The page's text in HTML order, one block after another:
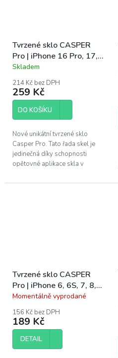
Tvrzené sklo CASPER
Pro | iPhone 16 Pro, 17,
17 Pro
Průměrné
hodnocení
produktu
je
5,0
hvězdiček.
Skladem
214 Kč bez DPH
259 Kč
DO KOŠÍKU
Nové unikátní tvrzené sklo
Casper Pro. Tato řada skel je
jedinečná díky schopnosti
opětovné aplikace skla v
nainstalování. Pokud se po
Tvrzené sklo CASPER
Pro | iPhone 6, 6S, 7, 8,
SE 2, SE 3
Průměrné
produktu
je
5,0
Momentálně vyprodané
156 Kč bez DPH
189 Kč
DETAIL